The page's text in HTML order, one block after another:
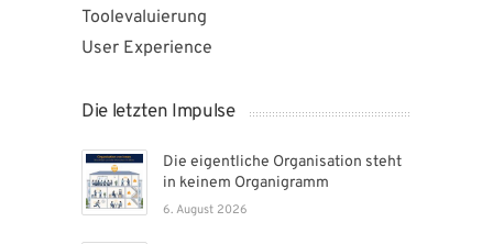
Toolevaluierung
User Experience
Die letzten Impulse
Die eigentliche Organisation steht
in keinem Organigramm
6. August 2026